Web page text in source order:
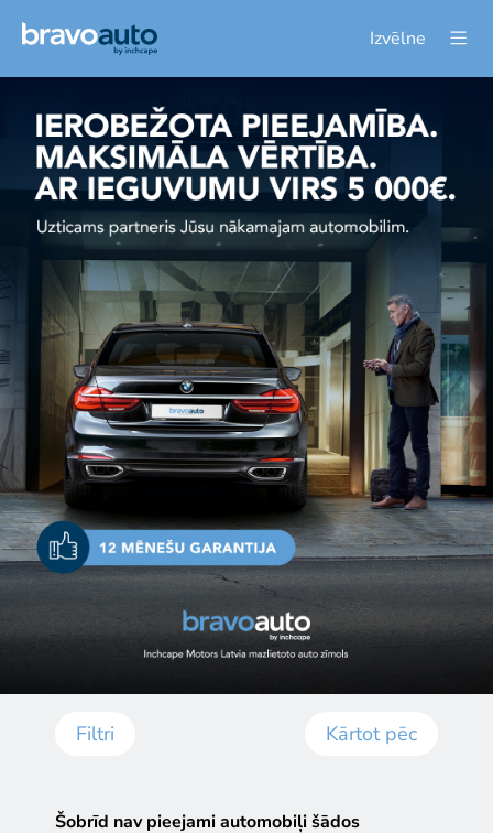
Izvēlne
Filtri Kārtot pēc
Šobrīd nav pieejami automobiļi šādos